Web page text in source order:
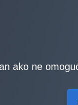
ako ne